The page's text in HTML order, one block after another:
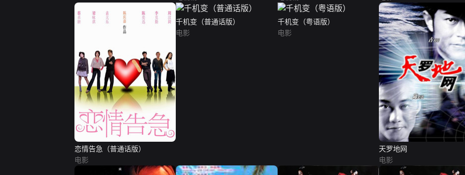
恋情告急（普通话版）
电影
千机变（普通话版）
电影
千机变（粤语版）
电影
天罗地网
电影